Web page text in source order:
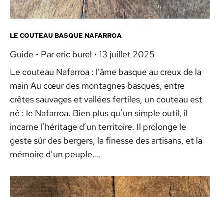
LE COUTEAU BASQUE NAFARROA
Guide Par eric burel
13 juillet 2025
Le couteau Nafarroa : l’âme basque au creux de la
main Au cœur des montagnes basques, entre
crêtes sauvages et vallées fertiles, un couteau est
né : le Nafarroa. Bien plus qu’un simple outil, il
incarne l’héritage d’un territoire. Il prolonge le
geste sûr des bergers, la finesse des artisans, et la
mémoire d’un peuple.…